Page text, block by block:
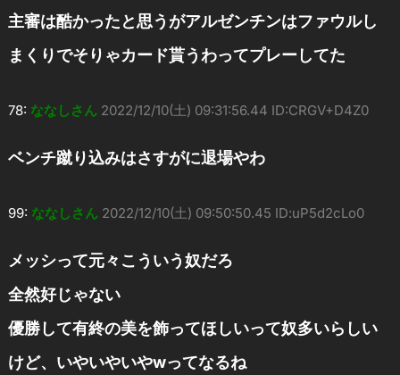
主審は酷かったと思うがアルゼンチンはファウルし
まくりでそりゃカード貰うわってプレーしてた
78: ななしさん 2022/12/10(土) 09:31:56.44 ID:CRGV+D4Z0
ベンチ蹴り込みはさすがに退場やわ
99: ななしさん 2022/12/10(土) 09:50:50.45 ID:uP5d2cLo0
メッシって元々こういう奴だろ
全然好じゃない
優勝して有終の美を飾ってほしいって奴多いらしい
けど、いやいやいやwってなるね